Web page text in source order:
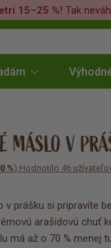
15–25 %! Tak
MÁSLO V
%) Hodnotilo 46
v prášku si pripravíte
arašidovú chuť
má až o 70 % menej